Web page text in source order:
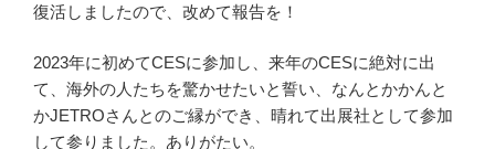
復活しましたので、改めて報告を！
2023年に初めてCESに参加し、来年のCESに絶対に出
て、海外の人たちを驚かせたいと誓い、なんとかかんと
かJETROさんとのご縁ができ、晴れて出展社として参加
して参りました。ありがたい。